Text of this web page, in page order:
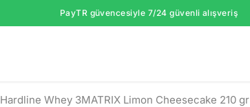
PayTR güvencesiyle 7/24 güvenli alışveriş
Hardline Whey 3MATRIX Limon Cheesecake 210 gr